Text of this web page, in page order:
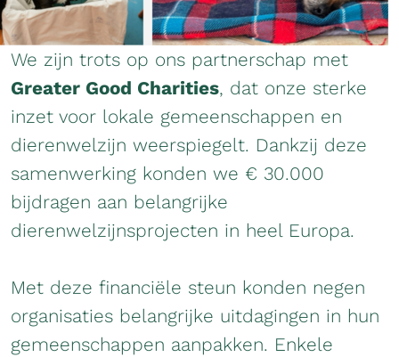
We zijn trots op ons partnerschap met
Greater Good Charities, dat onze sterke
inzet voor lokale gemeenschappen en
dierenwelzijn weerspiegelt. Dankzij deze
samenwerking konden we € 30.000
bijdragen aan belangrijke
dierenwelzijnsprojecten in heel Europa.
Met deze financiële steun konden negen
organisaties belangrijke uitdagingen in hun
gemeenschappen aanpakken. Enkele